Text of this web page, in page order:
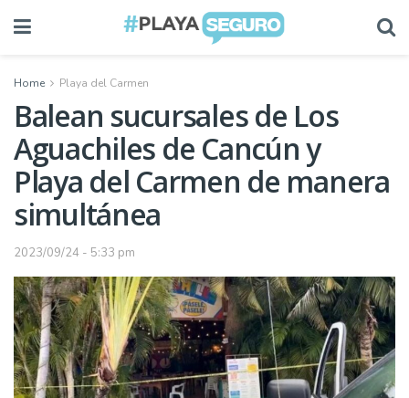
Home Playa del Carmen
Balean sucursales de Los
Aguachiles de Cancún y
Playa del Carmen de manera
simultánea
2023/09/24 - 5:33 pm